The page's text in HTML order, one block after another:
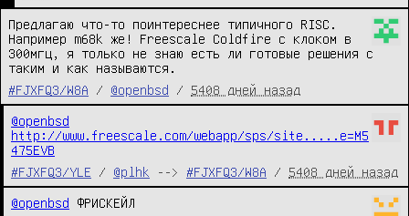
Предлагаю что-то поинтереснее типичного RISC.
Например m68k же! Freescale Coldfire с клоком в
300мгц, я только не знаю есть ли готовые решения с
таким и как называются.
#FJXFQ3/W8A
/ @openbsd / 5408 дней назад
@openbsd
http://www.freescale.com/webapp/sps/site.....e=M5
475EVB
#FJXFQ3/YLE
/ @plhk --> #FJXFQ3/W8A / 5408 дней назад
@openbsd ФРИСКЕЙЛ